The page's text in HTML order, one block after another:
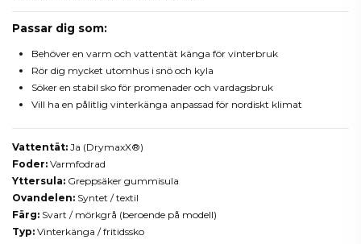
Passar dig som:
Behöver en varm och vattentät känga för vinterbruk
Rör dig mycket utomhus i snö och kyla
Söker en stabil sko för promenader och vardagsbruk
Vill ha en pålitlig vinterkänga anpassad för nordiskt klimat
Vattentät: Ja (DrymaxX®)
Foder: Varmfodrad
Yttersula: Greppsäker gummisula
Ovandelen: Syntet / textil
Färg: Svart / mörkgrå (beroende på modell)
Typ: Vinterkänga / fritidssko